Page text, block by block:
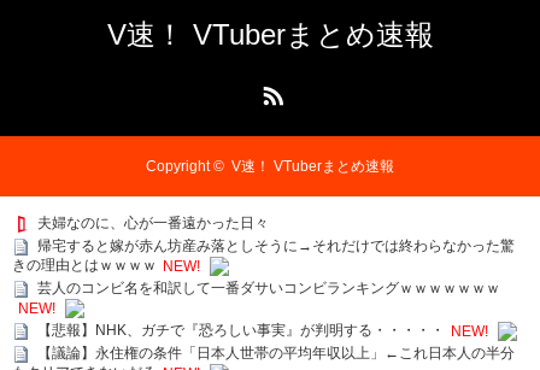
V速！ VTuberまとめ速報
Copyright © V速！ VTuberまとめ速報
夫婦なのに、心が一番遠かった日々
帰宅すると嫁が赤ん坊産み落としそうに→それだけでは終わらなかった驚
きの理由とはｗｗｗｗ NEW!
芸人のコンビ名を和訳して一番ダサいコンビランキングｗｗｗｗｗｗｗ
NEW!
【悲報】NHK、ガチで『恐ろしい事実』が判明する・・・・・
NEW!
【議論】永住権の条件「日本人世帯の平均年収以上」←これ日本人の半分